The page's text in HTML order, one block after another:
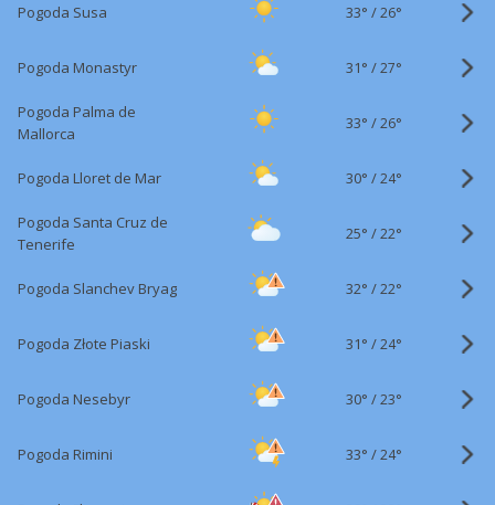
Pogoda Susa 33° /26°
Pogoda Monastyr 31° /27°
Pogoda Palma de
Mallorca
33° /26°
Pogoda Lloret de Mar 30° /24°
Pogoda Santa Cruz de
Tenerife
25° /22°
Pogoda Slanchev Bryag 32° /22°
Pogoda Złote Piaski 31° /24°
Pogoda Nesebyr 30° /23°
Pogoda Rimini 33° /24°